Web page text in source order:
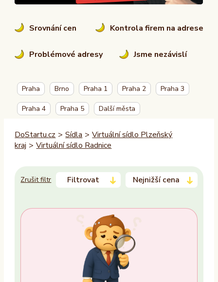
Srovnání cen Kontrola firem na adrese
Problémové adresy Jsme nezávislí
Praha Brno Praha 1 Praha 2 Praha 3
Praha 4 Praha 5 Další města
DoStartu.cz > Sídla > Virtuální sídlo Plzeňský
kraj > Virtuální sídlo Radnice
Zrušit filtr Filtrovat Nejnižší cena
Trvalý pobyt